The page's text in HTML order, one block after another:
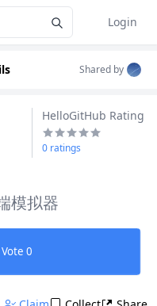
Login
Shared by
HelloGitHub Rating
0 ratings
模拟器
Vote 0